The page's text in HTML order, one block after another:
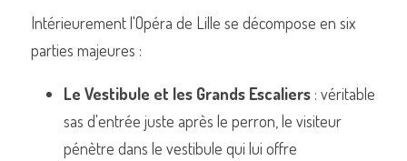
Intérieurement l'Opéra de Lille se décompose en six
parties majeures :
Le Vestibule et les Grands Escaliers : véritable
sas d'entrée juste après le perron, le visiteur
pénètre dans le vestibule qui lui offre